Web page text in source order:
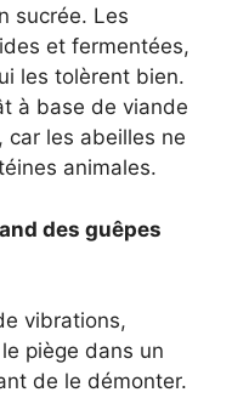
sucrée. Les
et fermentées,
les tolèrent bien.
à base de viande
car les abeilles ne
animales.
des guêpes
vibrations,
piège dans un
de le démonter.